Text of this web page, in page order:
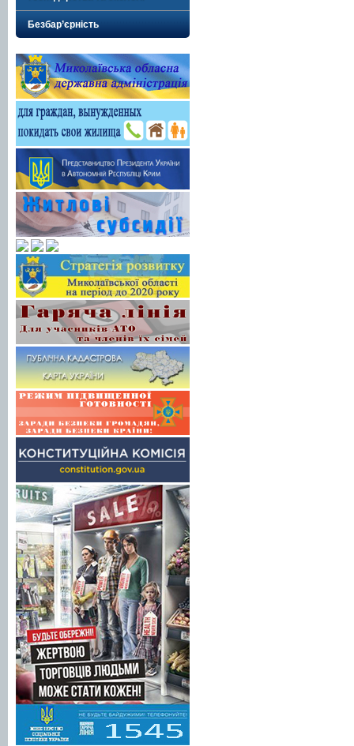
Безбар’єрність